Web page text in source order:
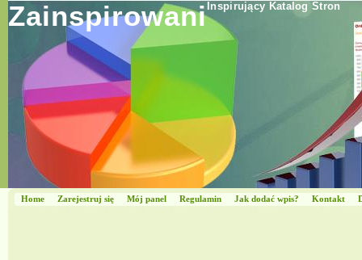
Zainspirowani Inspirujący Katalog Stron
Home Zarejestruj się Mój panel Regulamin Jak dodać wpis? Kontakt